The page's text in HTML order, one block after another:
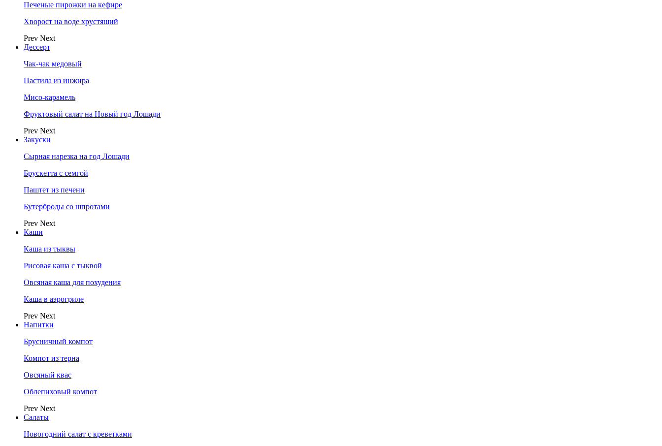
Печеные пирожки на кефире
Хворост на воде хрустящий
Prev Next
Дессерт
Чак-чак медовый
Пастила из инжира
Мисо-карамель
Фруктовый салат на Новый год Лошади
Prev Next
Закуски
Сырная нарезка на год Лошади
Брускетта с семгой
Паштет из печени
Бутерброды со шпротами
Prev Next
Каши
Каша из тыквы
Рисовая каша с тыквой
Овсяная каша для похудения
Каша в аэрогриле
Prev Next
Напитки
Брусничный компот
Компот из терна
Овсяный квас
Облепиховый компот
Prev Next
Салаты
Новогодний салат с креветками